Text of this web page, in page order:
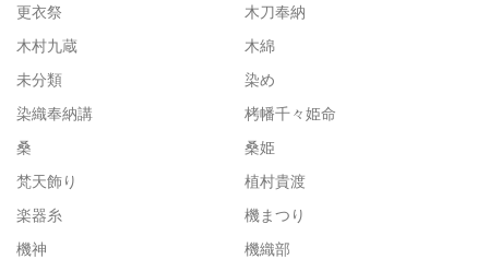
更衣祭
木刀奉納
木村九蔵
木綿
未分類
染め
染織奉納講
栲幡千々姫命
桑
桑姫
梵天飾り
植村貴渡
楽器糸
機まつり
機神
機織部